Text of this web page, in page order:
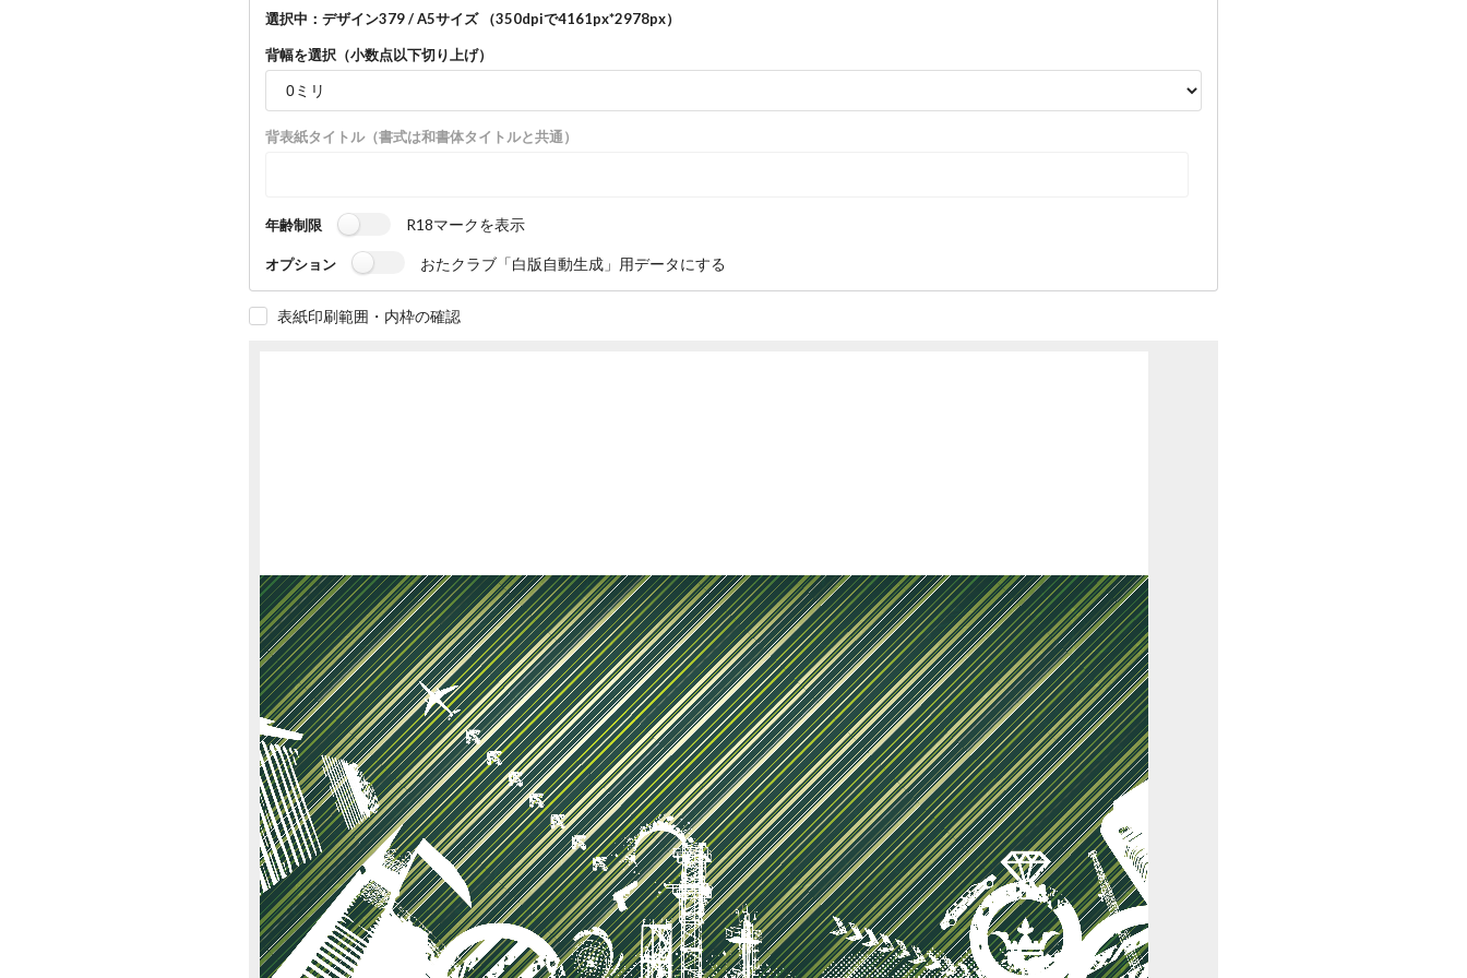
選択中：デザイン379 / A5サイズ （350dpiで4161px*2978px）
背幅を選択（小数点以下切り上げ）
背表紙タイトル（書式は和書体タイトルと共通）
年齢制限 R18マークを表示
オプション おたクラブ「白版自動生成」用データにする
表紙印刷範囲・内枠の確認